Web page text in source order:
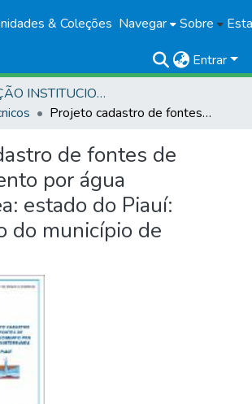
& Coleções Navegar Sobre
Entrar
PRODUÇÃO INSTITUCIONAL
Projeto cadastro de fontes de abastecimento por água subterrânea: estado do Piauí: diagnóstico do município de Corrente
de fontes de
por água
estado do Piauí:
do município de